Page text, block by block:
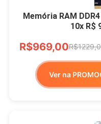
Memória RAM
10x R$
R$969,00
Ver na